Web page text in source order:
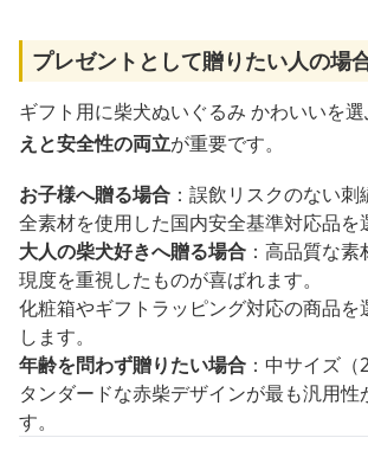
プレゼントとして贈りたい人の場
ギフト用に柴犬ぬいぐるみ かわいいを選
えと安全性の両立が重要です。
お子様へ贈る場合 ：誤飲リスクのない
全素材を使用した国内安全基準対応品を
大人の柴犬好きへ贈る場合 ：高品質な
現度を重視したものが喜ばれます。
化粧箱やギフトラッピング対応の商品を
します。
年齢を問わず贈りたい場合 ：中サイズ
タンダードな赤柴デザインが最も汎用
す。